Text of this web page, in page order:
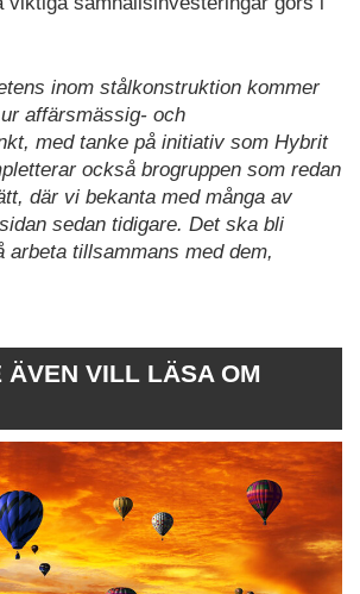
inom stålkonstruktion kommer
affärsmässig- och
med tanke på initiativ som Hybrit
också brogruppen som redan
där vi bekanta med många av
sedan tidigare. Det ska bli
arbeta tillsammans med dem,
ÄVEN VILL LÄSA OM